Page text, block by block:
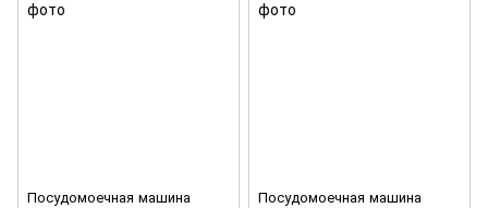
Посудомоечная машина
Посудомоечная машина